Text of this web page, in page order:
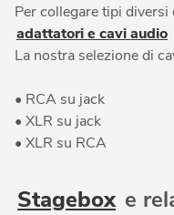
Per collegare tipi
adattatori e cavi audio
La nostra selezione di
• RCA su jack
• XLR su jack
• XLR su RCA
Stagebox e